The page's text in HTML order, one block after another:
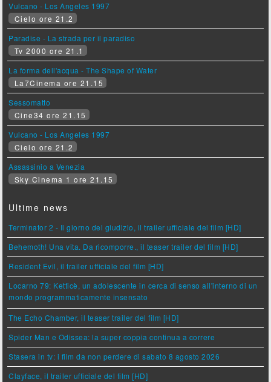
Vulcano - Los Angeles 1997
Cielo ore 21.2
Paradise - La strada per il paradiso
Tv 2000 ore 21.1
La forma dell'acqua - The Shape of Water
La7Cinema ore 21.15
Sessomatto
Cine34 ore 21.15
Vulcano - Los Angeles 1997
Cielo ore 21.2
Assassinio a Venezia
Sky Cinema 1 ore 21.15
Ultime news
Terminator 2 - Il giorno del giudizio, il trailer ufficiale del film [HD]
Behemoth! Una vita. Da ricomporre., il teaser trailer del film [HD]
Resident Evil, il trailer ufficiale del film [HD]
Locarno 79: Ketticè, un adolescente in cerca di senso all'interno di un
mondo programmaticamente insensato
The Echo Chamber, il teaser trailer del film [HD]
Spider Man e Odissea: la super coppia continua a correre
Stasera in tv: i film da non perdere di sabato 8 agosto 2026
Clayface, il trailer ufficiale del film [HD]